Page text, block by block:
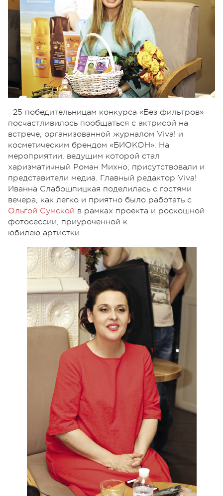
25 победительницам конкурса «Без фильтров»
посчастливилось пообщаться с актрисой на
встрече, организованной журналом Viva! и
косметическим брендом «БИОКОН». На
мероприятии, ведущим которой стал
харизматичный Роман Михно, присутствовали и
представители медиа. Главный редактор Viva!
Иванна Слабошпицкая поделилась с гостями
вечера, как легко и приятно было работать с
Ольгой Сумской в рамках проекта и роскошной
фотосессии, приуроченной к
юбилею артистки.